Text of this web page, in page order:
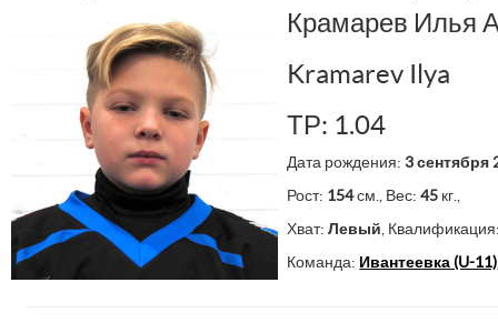
Крамарев Илья
Kramarev Ilya
ТР: 1.04
Дата рождения: 3 сентября
Рост: 154см., Вес:45 кг.,
Хват:Левый ,
Команда: Ивантеевка (U-11)